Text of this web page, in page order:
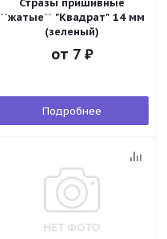
Стразы пришивные
``жатые`` "Квадрат" 14 мм
(зеленый)
от 7 ₽
Подробнее